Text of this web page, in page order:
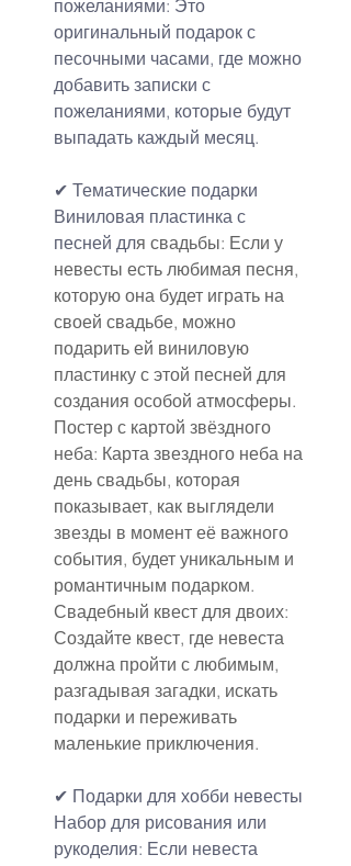
пожеланиями: Это
оригинальный подарок с
песочными часами, где можно
добавить записки с
пожеланиями, которые будут
выпадать каждый месяц.
✔ Тематические подарки
Виниловая пластинка с
песней для свадьбы: Если у
невесты есть любимая песня,
которую она будет играть на
своей свадьбе, можно
подарить ей виниловую
пластинку с этой песней для
создания особой атмосферы.
Постер с картой звёздного
неба: Карта звездного неба на
день свадьбы, которая
показывает, как выглядели
звезды в момент её важного
события, будет уникальным и
романтичным подарком.
Свадебный квест для двоих:
Создайте квест, где невеста
должна пройти с любимым,
разгадывая загадки, искать
подарки и переживать
маленькие приключения.
✔ Подарки для хобби невесты
Набор для рисования или
рукоделия: Если невеста